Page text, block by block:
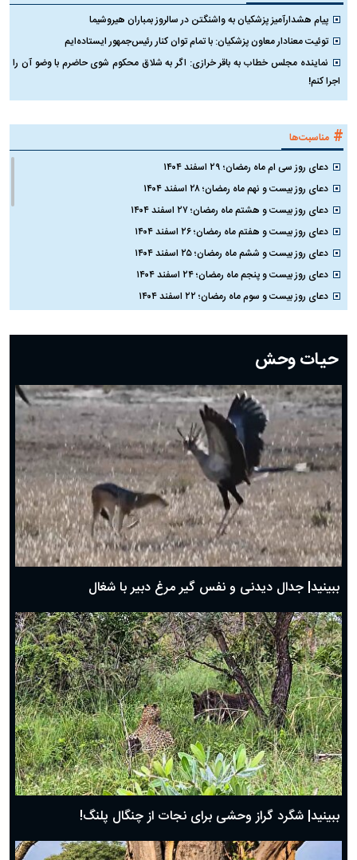
پیام هشدارآمیز پزشکیان به واشنگتن در سالروز بمباران هیروشیما
توئیت معنادار معاون پزشکیان: با تمام توان کنار رئیس‌جمهور ایستاده‌ایم
نماینده مجلس خطاب به باقر خرازی: اگر به شلاق محکوم شوی حاضرم با وضو آن را
اجرا کنم!
# مناسبت‌ها
دعای روز سی ام ماه رمضان؛ ۲۹ اسفند ۱۴۰۴
دعای روز بیست و نهم ماه رمضان؛ ۲۸ اسفند ۱۴۰۴
دعای روز بیست و هشتم ماه رمضان؛ ۲۷ اسفند ۱۴۰۴
دعای روز بیست و هفتم ماه رمضان؛ ۲۶ اسفند ۱۴۰۴
دعای روز بیست و ششم ماه رمضان؛ ۲۵ اسفند ۱۴۰۴
دعای روز بیست و پنجم ماه رمضان؛ ۲۴ اسفند ۱۴۰۴
دعای روز بیست و سوم ماه رمضان؛ ۲۲ اسفند ۱۴۰۴
دعای روز بیستم ماه رمضان؛ ۱۹ اسفند ۱۴۰۴
دعای روز هشتم ماه مبارک رمضان؛ ۷ اسفند ماه ۱۴۰۴
دعای روز هفتم ماه رمضان؛ ۶ اسفند ۱۴۰۴
دعای روز ششم ماه رمضان؛ ۵ اسفند ۱۴۰۴
دعای روز پنجم ماه رمضان؛ ۴ اسفند ۱۴۰۴
دعای روز چهارم ماه مبارک رمضان؛ ۳ اسفند ۱۴۰۴
دعای روز سوم ماه مبارک رمضان؛ ۱۴ اسفند ۱۴۰۴
دعای روز دوم ماه مبارک رمضان ۱ اسفند ماه ۱۴۰۴
دعای روز اول ماه مبارک رمضان، ۳۰ بهمن ۱۴۰۴
حضرت زینب(س) چگونه از دنیا رفت؟
بهترین پیامک تبریک روز پدر ۱۴۰۴؛ جملات زیبا و صمیمانه
حیات وحش
ببینید| جدال دیدنی و نفس گیر مرغ دبیر با شغال
ببینید| شگرد گراز وحشی برای نجات از چنگال پلنگ!